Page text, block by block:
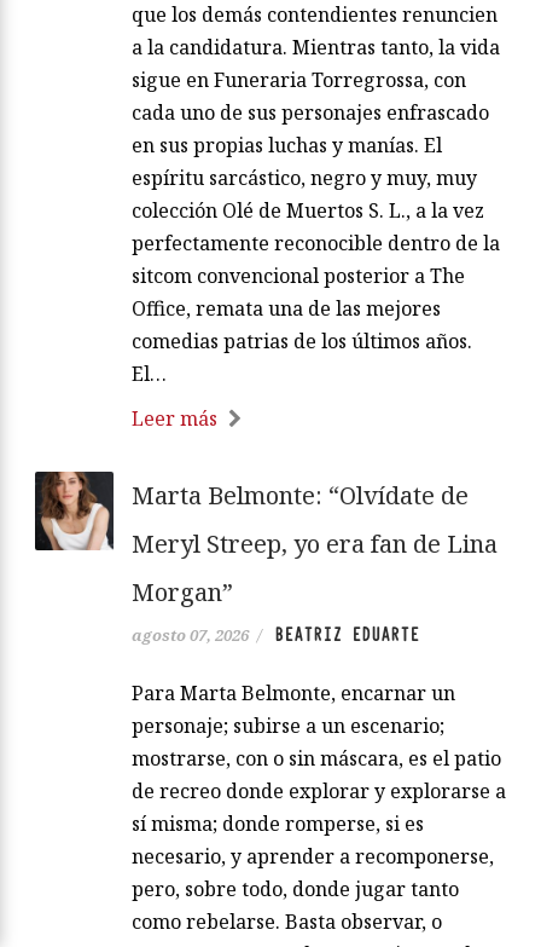
que los demás contendientes renuncien
a la candidatura. Mientras tanto, la vida
sigue en Funeraria Torregrossa, con
cada uno de sus personajes enfrascado
en sus propias luchas y manías. El
espíritu sarcástico, negro y muy, muy
colección Olé de Muertos S. L., a la vez
perfectamente reconocible dentro de la
sitcom convencional posterior a The
Office, remata una de las mejores
comedias patrias de los últimos años.
El…
Leer más
Marta Belmonte: “Olvídate de
Meryl Streep, yo era fan de Lina
Morgan”
agosto 07, 2026 / BEATRIZ EDUARTE
Para Marta Belmonte, encarnar un
personaje; subirse a un escenario;
mostrarse, con o sin máscara, es el patio
de recreo donde explorar y explorarse a
sí misma; donde romperse, si es
necesario, y aprender a recomponerse,
pero, sobre todo, donde jugar tanto
como rebelarse. Basta observar, o